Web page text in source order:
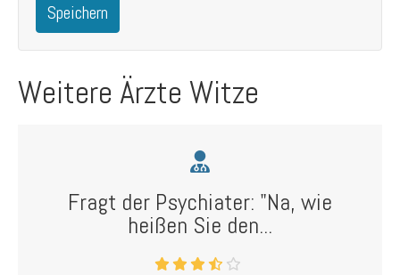
Speichern
Weitere Ärzte Witze
Fragt der Psychiater: "Na, wie
heißen Sie den...